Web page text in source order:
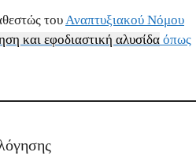
τουΑναπτυξιακού Νόμου
και εφοδιαστική αλυσίδα όπως